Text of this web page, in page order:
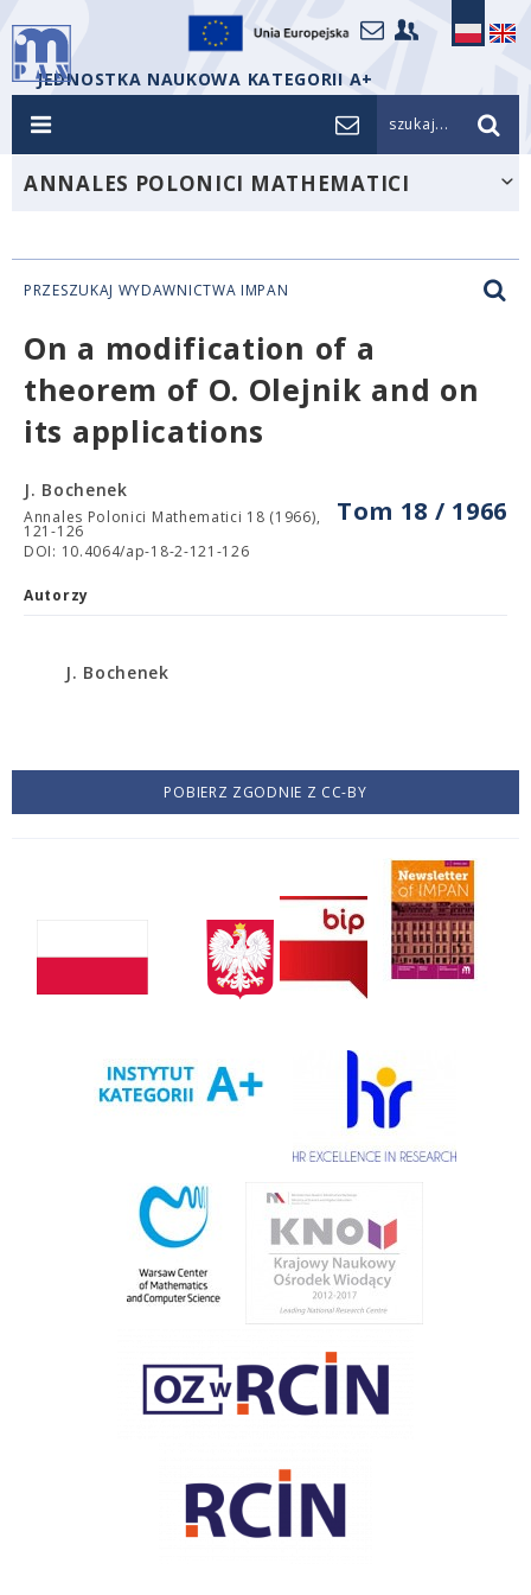
JEDNOSTKA NAUKOWA KATEGORII A+
szukaj...
ANNALES POLONICI MATHEMATICI
PRZESZUKAJ WYDAWNICTWA IMPAN
On a modification of a
theorem of O. Olejnik and on
its applications
Tom 18 / 1966
J. Bochenek
Annales Polonici Mathematici 18 (1966),
121-126
DOI: 10.4064/ap-18-2-121-126
Autorzy
J. Bochenek
POBIERZ ZGODNIE Z CC-BY